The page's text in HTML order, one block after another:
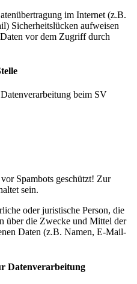
im Internet (z.B.
Sicherheitslücken aufweisen
vor dem Zugriff durch
beim SV
Spambots geschützt! Zur
sein.
oder juristische Person, die
über die Zwecke und Mittel der
Daten (z.B. Namen, E-Mail-
Datenverarbeitung